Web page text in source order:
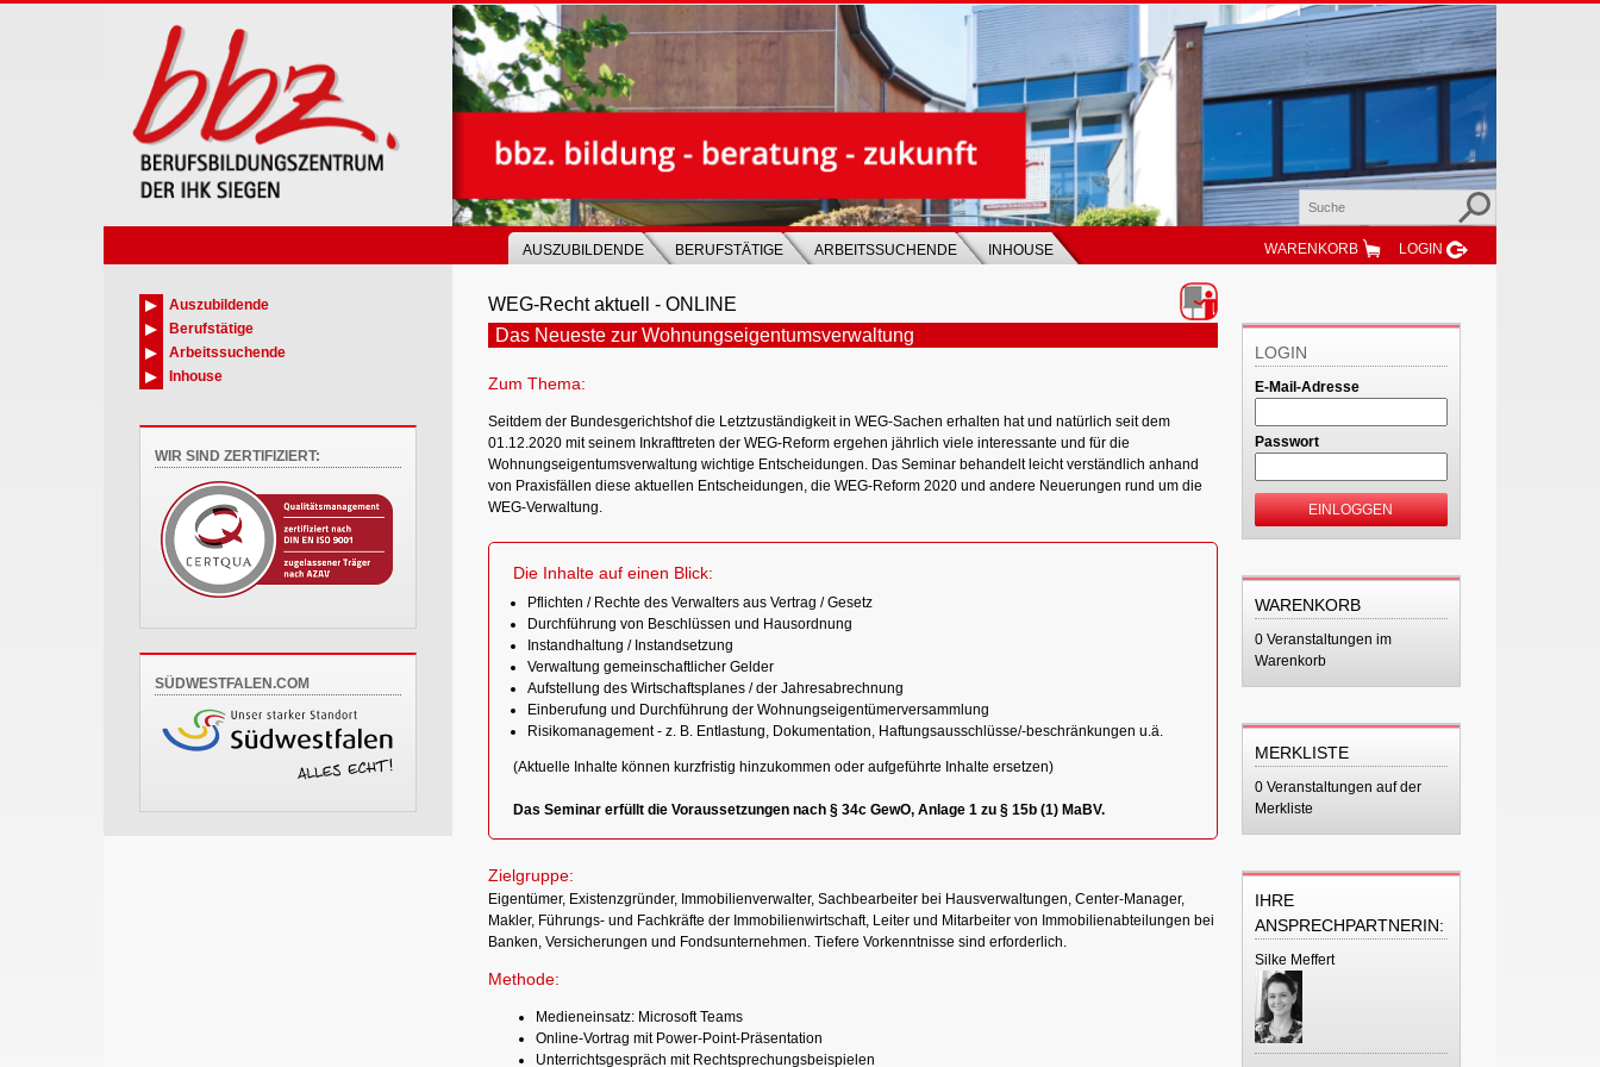
AUSZUBILDENDE BERUFSTÄTIGE ARBEITSSUCHENDE INHOUSE WARENKORB LOGIN
WEG-Recht aktuell - ONLINE
Das Neueste zur Wohnungseigentumsverwaltung
Zum Thema:
Seitdem der Bundesgerichtshof die Letztzuständigkeit in WEG-Sachen erhalten hat und natürlich seit dem
01.12.2020 mit seinem Inkrafttreten der WEG-Reform ergehen jährlich viele interessante und für die
Wohnungseigentumsverwaltung wichtige Entscheidungen. Das Seminar behandelt leicht verständlich anhand
von Praxisfällen diese aktuellen Entscheidungen, die WEG-Reform 2020 und andere Neuerungen rund um die
WEG-Verwaltung.
Die Inhalte auf einen Blick:
Pflichten / Rechte des Verwalters aus Vertrag / Gesetz
Durchführung von Beschlüssen und Hausordnung
Instandhaltung / Instandsetzung
Verwaltung gemeinschaftlicher Gelder
Aufstellung des Wirtschaftsplanes / der Jahresabrechnung
Einberufung und Durchführung der Wohnungseigentümerversammlung
Risikomanagement - z. B. Entlastung, Dokumentation, Haftungsausschlüsse/-beschränkungen u.ä.
(Aktuelle Inhalte können kurzfristig hinzukommen oder aufgeführte Inhalte ersetzen)
Das Seminar erfüllt die Voraussetzungen nach § 34c GewO, Anlage 1 zu § 15b (1) MaBV.
Zielgruppe:
Eigentümer, Existenzgründer, Immobilienverwalter, Sachbearbeiter bei Hausverwaltungen, Center-Manager,
Makler, Führungs- und Fachkräfte der Immobilienwirtschaft, Leiter und Mitarbeiter von Immobilienabteilungen bei
Banken, Versicherungen und Fondsunternehmen. Tiefere Vorkenntnisse sind erforderlich.
Methode:
Medieneinsatz: Microsoft Teams
Online-Vortrag mit Power-Point-Präsentation
Unterrichtsgespräch mit Rechtsprechungsbeispielen
LOGIN
E-Mail-Adresse
Passwort
EINLOGGEN
WARENKORB
0 Veranstaltungen im
Warenkorb
MERKLISTE
0 Veranstaltungen auf der
Merkliste
IHRE
ANSPRECHPARTNERIN:
Silke Meffert
Auszubildende
Berufstätige
Arbeitssuchende
Inhouse
WIR SIND ZERTIFIZIERT:
SÜDWESTFALEN.COM